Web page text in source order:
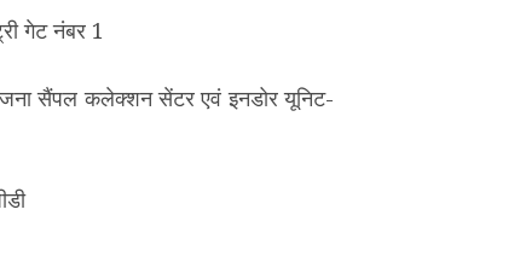
गेट नंबर 1
सैंपल कलेक्शन सेंटर एवं इनडोर यूनिट-